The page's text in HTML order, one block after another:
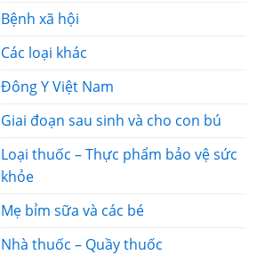
Bệnh xã hội
Các loại khác
Đông Y Việt Nam
Giai đoạn sau sinh và cho con bú
Loại thuốc – Thực phẩm bảo vệ sức
khỏe
Mẹ bỉm sữa và các bé
Nhà thuốc – Quầy thuốc